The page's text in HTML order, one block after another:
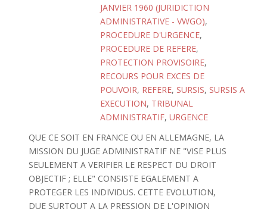
JANVIER 1960 (JURIDICTION
ADMINISTRATIVE - VWGO),
PROCEDURE D'URGENCE,
PROCEDURE DE REFERE,
PROTECTION PROVISOIRE,
RECOURS POUR EXCES DE
POUVOIR, REFERE, SURSIS, SURSIS A
EXECUTION, TRIBUNAL
ADMINISTRATIF, URGENCE
QUE CE SOIT EN FRANCE OU EN ALLEMAGNE, LA
MISSION DU JUGE ADMINISTRATIF NE "VISE PLUS
SEULEMENT A VERIFIER LE RESPECT DU DROIT
OBJECTIF ; ELLE" CONSISTE EGALEMENT A
PROTEGER LES INDIVIDUS. CETTE EVOLUTION,
DUE SURTOUT A LA PRESSION DE L'OPINION